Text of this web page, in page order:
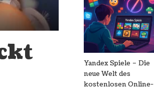
Yandex Spiele – Die
neue Welt des
kostenlosen Online-